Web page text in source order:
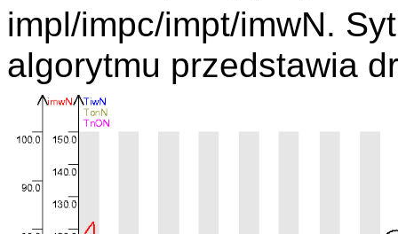
impl/impc/impt/imwN.
algorytmu przedstawia